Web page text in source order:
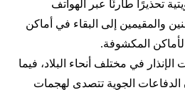
تحذيرًا طارئًا عبر الهواتف
والمقيمين إلى البقاء في أماكن
المكشوفة.
في مختلف أنحاء البلاد، فيما
الدفاعات الجوية تتصدى لهجمات